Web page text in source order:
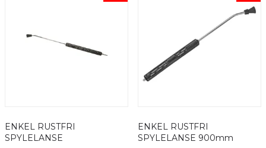
ENKEL RUSTFRI
SPYLELANSE
ENKEL RUSTFRI
SPYLELANSE 900mm